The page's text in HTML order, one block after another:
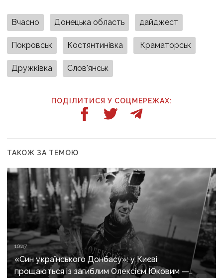
Вчасно Донецька область дайджест
Покровськ Костянтинівка Краматорськ
Дружківка Слов'янськ
ПОДІЛИТИСЯ У СОЦМЕРЕЖАХ:
ТАКОЖ ЗА ТЕМОЮ
10:47
«Син українського Донбасу»: у Києві
прощаються із загиблим Олексієм Юковим —